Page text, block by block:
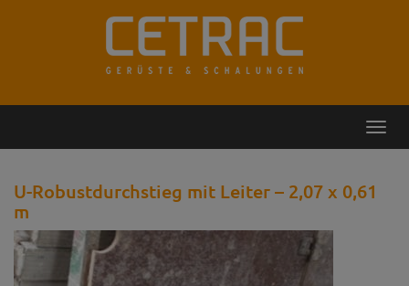
U-Robustdurchstieg mit Leiter – 2,07 x 0,61
m